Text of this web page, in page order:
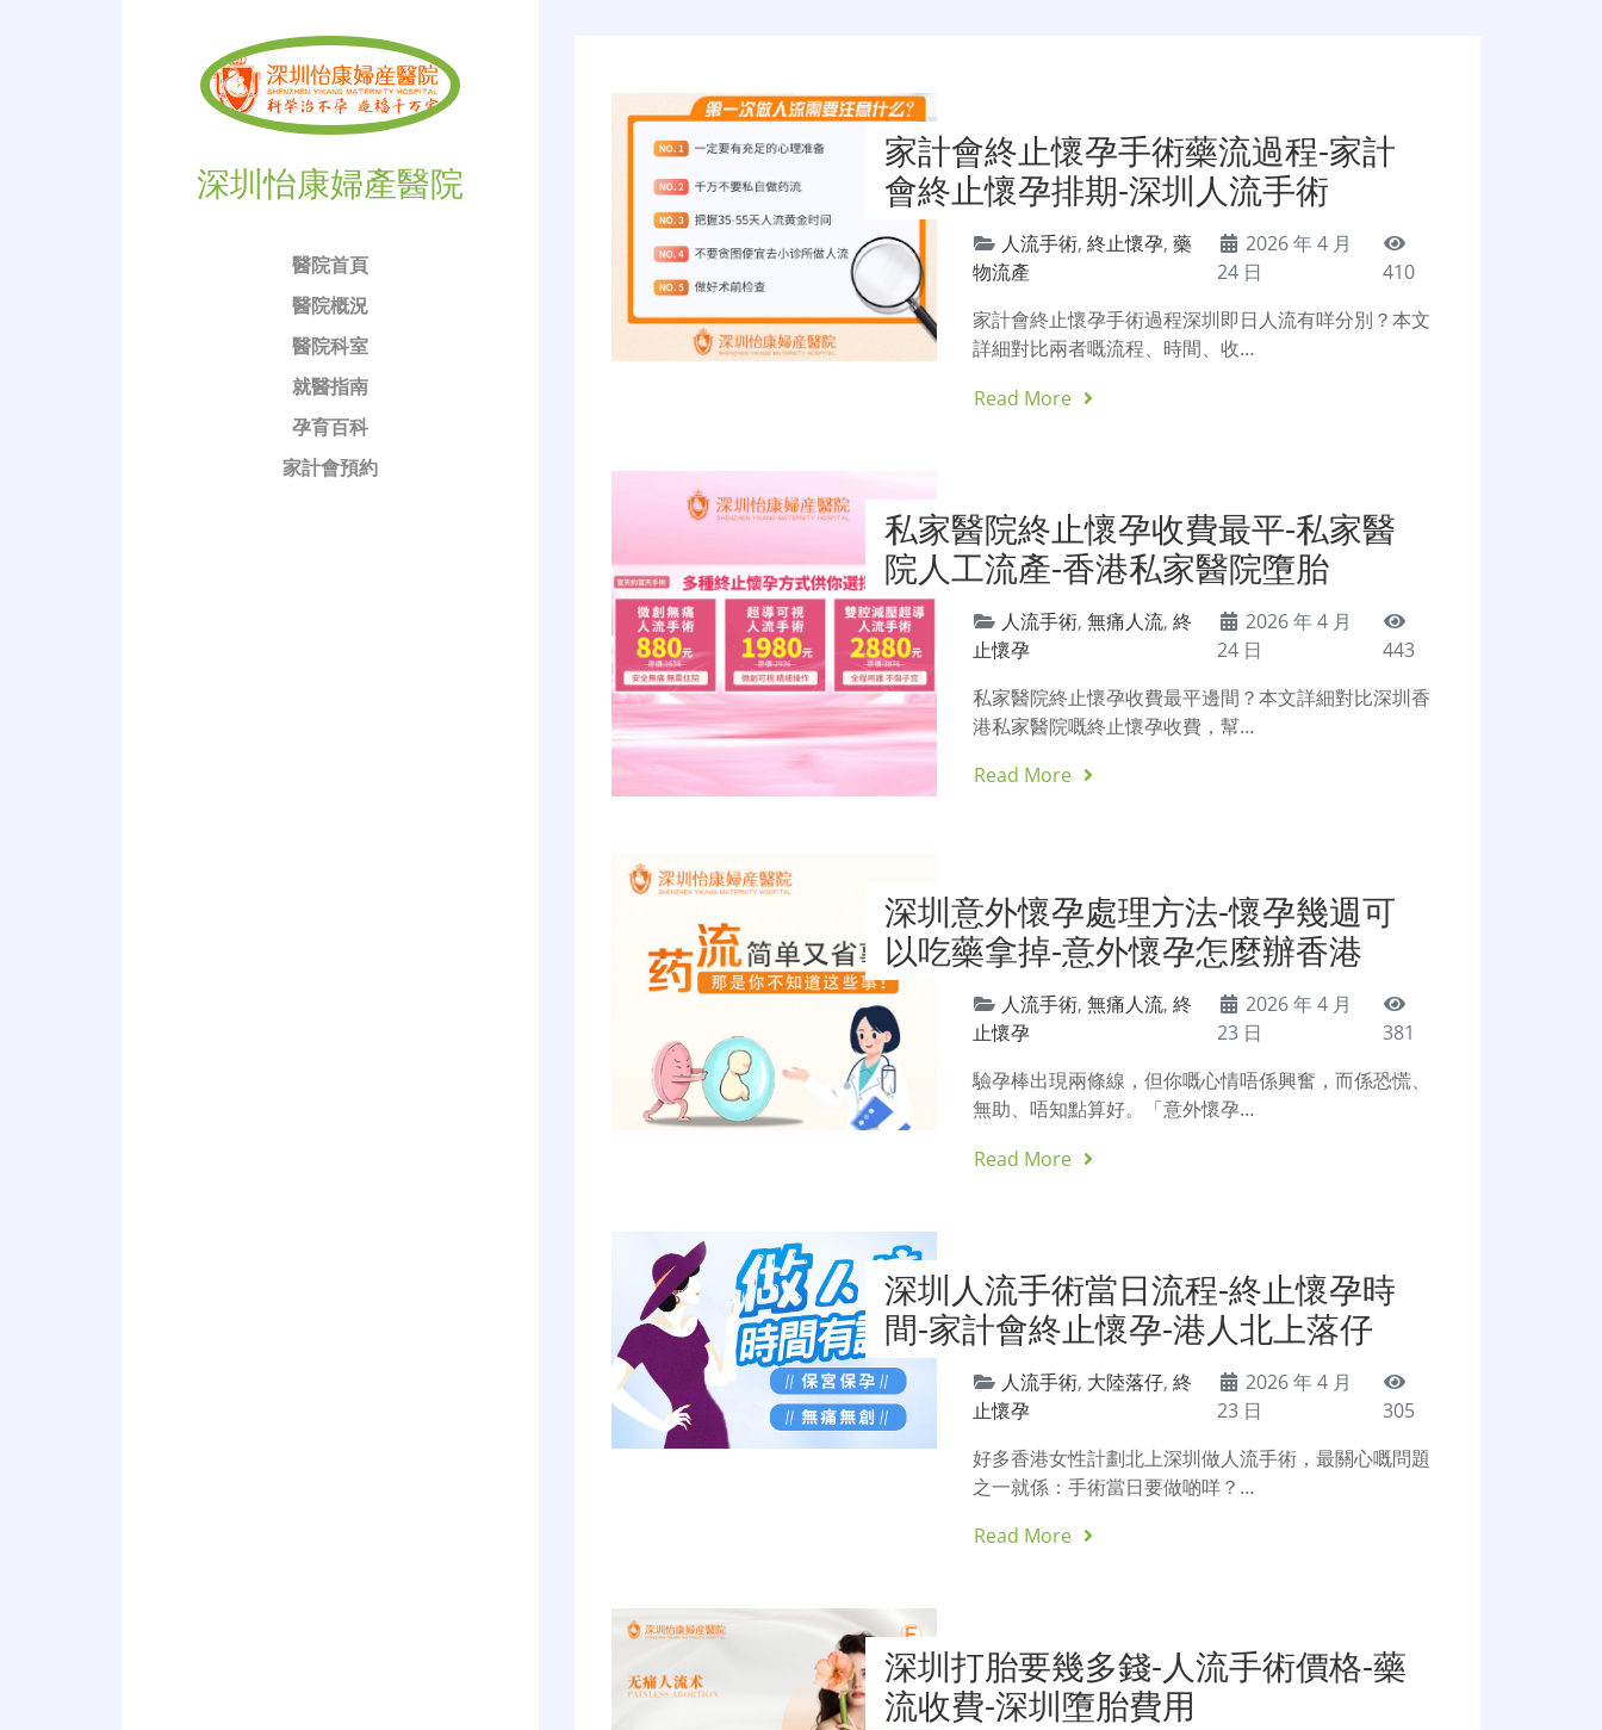
深圳怡康婦產醫院
醫院首頁
醫院概況
醫院科室
就醫指南
孕育百科
家計會預約
家計會終止懷孕手術藥流過程-家計
會終止懷孕排期-深圳人流手術
人流手術,終止懷孕,藥
物流產
2026 年 4 月
24 日
410
家計會終止懷孕手術過程深圳即日人流有咩分別？本文
詳細對比兩者嘅流程、時間、收…
Read More
私家醫院終止懷孕收費最平-私家醫
院人工流產-香港私家醫院墮胎
人流手術,無痛人流,終
止懷孕
2026 年 4 月
24 日
443
私家醫院終止懷孕收費最平邊間？本文詳細對比深圳香
港私家醫院嘅終止懷孕收費，幫…
Read More
深圳意外懷孕處理方法-懷孕幾週可
以吃藥拿掉-意外懷孕怎麼辦香港
人流手術,無痛人流,終
止懷孕
2026 年 4 月
23 日
381
驗孕棒出現兩條線，但你嘅心情唔係興奮，而係恐慌、
無助、唔知點算好。「意外懷孕…
Read More
深圳人流手術當日流程-終止懷孕時
間-家計會終止懷孕-港人北上落仔
人流手術, 大陸落仔,終
止懷孕
2026 年 4 月
23 日
305
好多香港女性計劃北上深圳做人流手術，最關心嘅問題
之一就係：手術當日要做啲咩？…
Read More
深圳打胎要幾多錢-人流手術價格-藥
流收費-深圳墮胎費用